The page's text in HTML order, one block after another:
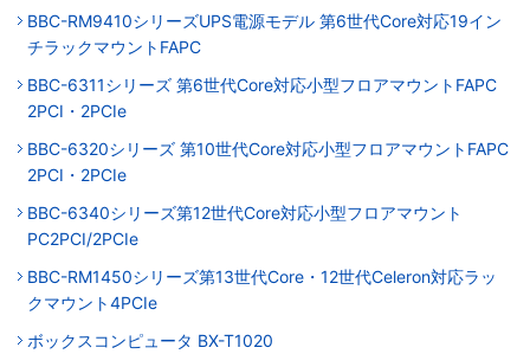
BBC-RM9410シリーズUPS電源モデル 第6世代Core対応19イン
チラックマウントFAPC
BBC-6311シリーズ 第6世代Core対応小型フロアマウントFAPC
2PCI・2PCIe
BBC-6320シリーズ 第10世代Core対応小型フロアマウントFAPC
2PCI・2PCIe
BBC-6340シリーズ第12世代Core対応小型フロアマウント
PC2PCI/2PCIe
BBC-RM1450シリーズ第13世代Core・12世代Celeron対応ラッ
クマウント4PCIe
ボックスコンピュータ BX-T1020